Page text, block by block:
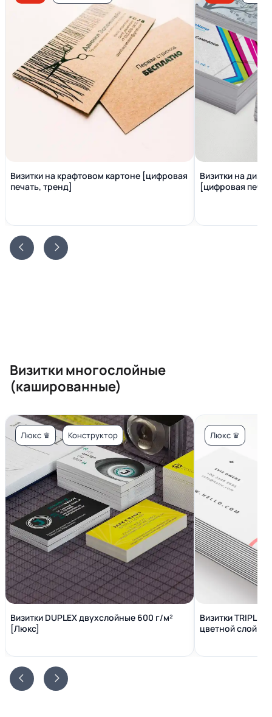
Визитки на крафтовом картоне [цифровая
печать, тренд]
Визитки на
[цифровая
Визитки многослойные
(кашированные)
Люкс ♛ Конструктор
Визитки DUPLEX двухслойные 600 г/м²
[Люкс]
Люкс ♛
Визитки
цветной слой